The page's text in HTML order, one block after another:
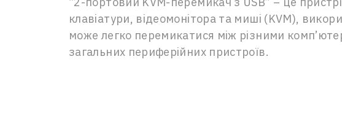
клавіатури, відеомонітора та миші (KVM),
може легко перемикатися між різними
загальних периферійних пристроїв.